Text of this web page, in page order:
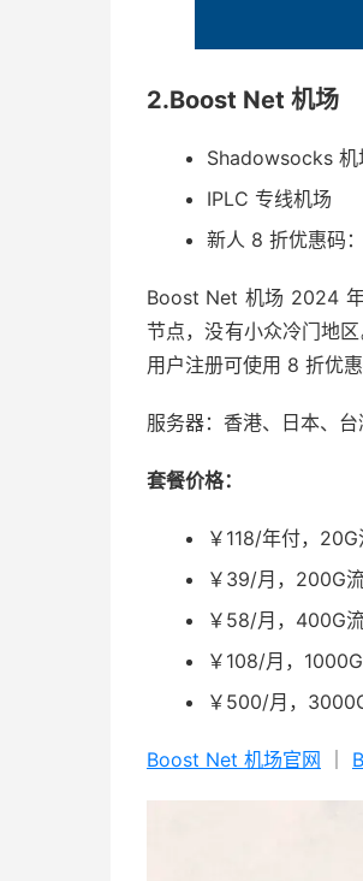
2.Boost Net 机场
Shadowsocks 机
IPLC 专线机场
新人 8 折优惠码
Boost Net 机场 2024
节点，没有小众冷门地
用户注册可使用 8 折优惠
服务器：香港、日本、
套餐价格：
￥118/年付，20G
￥39/月，200G流
￥58/月，400G流
￥108/月，1000G
￥500/月，
Boost Net 机场官网